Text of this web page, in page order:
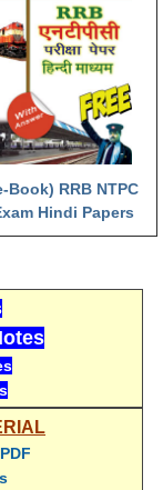
Book) RRB NTPC
Hindi Papers